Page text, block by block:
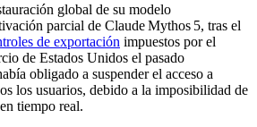
global de su modelo
parcial de Claude Mythos 5, tras el
de exportación impuestos por el
de Estados Unidos el pasado
obligado a suspender el acceso a
los usuarios, debido a la imposibilidad de
tiempo real.